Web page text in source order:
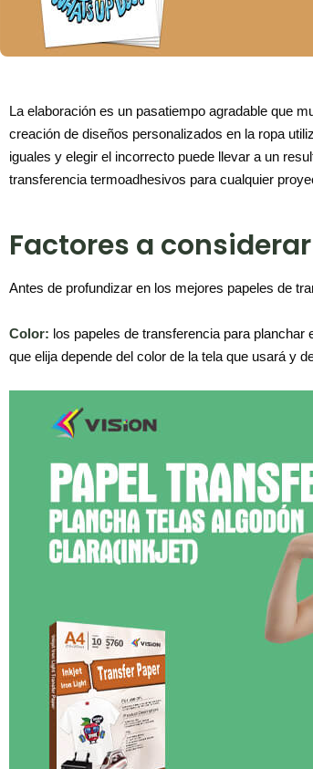
La elaboración es un pasatiempo agradable que
creación de diseños personalizados en la ropa
iguales y elegir el incorrecto puede llevar a un
transferencia termoadhesivos para cualquier
Factores a
Antes de profundizar en los mejores papeles de
Color: los papeles de transferencia para
que elija depende del color de la tela que usará y